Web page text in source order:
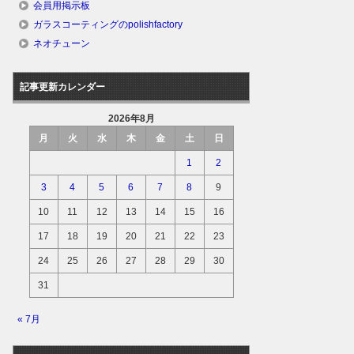
会員用掲示板
ガラスコーティングのpolishfactory
ネオチューン
記事更新カレンダー
2026年8月
月
火 水 木 金 土 日
1 2
3 4 5 6 7 8 9
10 11 12 13 14 15 16
17 18 19 20 21 22 23
24 25 26 27 28 29 30
31
« 7月